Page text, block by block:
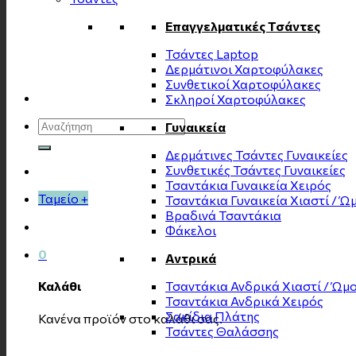
Αναζήτηση
για:
Ταμείο +
0
Καλάθι
Κανένα προϊόν στο καλάθι σας.
Επαγγελματικές Τσάντες
Τσάντες Laptop
Δερμάτινοι Χαρτοφύλακες
Συνθετικοί Χαρτοφύλακες
Σκληροί Χαρτοφύλακες
Γυναικεία
Δερμάτινες Τσάντες Γυναικείες
Συνθετικές Τσάντες Γυναικείες
Τσαντάκια Γυναικεία Χειρός
Τσαντάκια Γυναικεία Χιαστί /
Βραδινά Τσαντάκια
Φάκελοι
Αντρικά
Τσαντάκια Ανδρικά Χιαστί /
Τσαντάκια Ανδρικά Χειρός
Σακίδια Πλάτης
Τσάντες Θαλάσσης